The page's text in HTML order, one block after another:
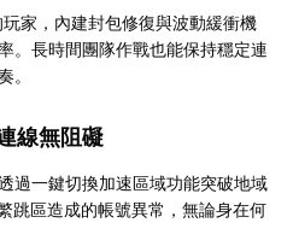
家，內建封包修復與波動緩衝機
。長時間團隊作戰也能保持穩定連
。
線無阻礙
過一鍵切換加速區域功能突破地域
跳區造成的帳號異常，無論身在何